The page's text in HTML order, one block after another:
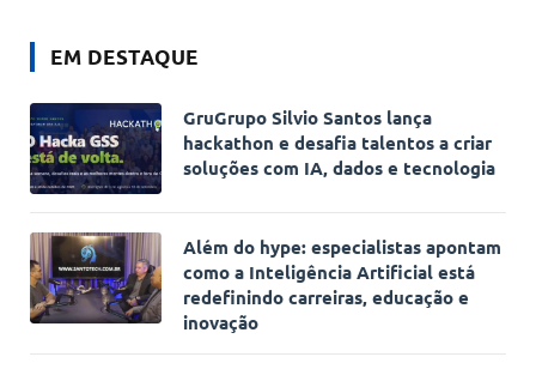
EM DESTAQUE
GruGrupo Silvio Santos lança
hackathon e desafia talentos a criar
soluções com IA, dados e tecnologia
Além do hype: especialistas apontam
como a Inteligência Artificial está
redefinindo carreiras, educação e
inovação